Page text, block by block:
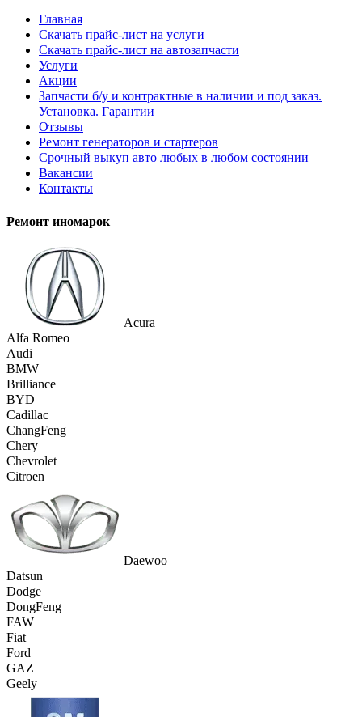
Главная
Скачать прайс-лист на услуги
Скачать прайс-лист на автозапчасти
Услуги
Акции
Запчасти б/у и контрактные в наличии и под заказ.
Установка. Гарантии
Отзывы
Ремонт генераторов и стартеров
Cрочный выкуп авто любых в любом состоянии
Вакансии
Контакты
Ремонт иномарок
Acura
Alfa Romeo
Audi
BMW
Brilliance
BYD
Cadillac
ChangFeng
Chery
Chevrolet
Citroen
Daewoo
Datsun
Dodge
DongFeng
FAW
Fiat
Ford
GAZ
Geely